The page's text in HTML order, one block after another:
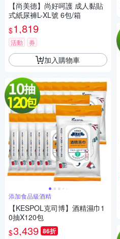
【尚美德】尚好呵護 成人黏貼
式紙尿褲L-XL號 6包/箱
$1,819
活動 券
加入購物車
添加食品級酒精
【KESPOL克司博】酒精濕巾1
0抽X120包
$3,439 86折